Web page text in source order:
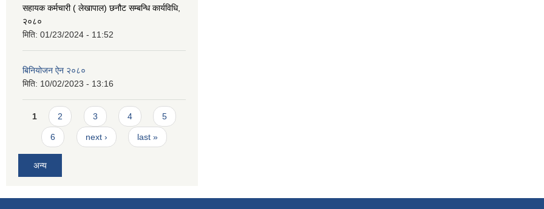
सहायक कर्मचारी ( लेखापाल) छनौट सम्बन्धि कार्यविधि,
२०८०
मिति: 01/23/2024 - 11:52
बिनियोजन ऐन २०८०
मिति: 10/02/2023 - 13:16
Pages
1 2 3 4 5
6 next › last »
अन्य